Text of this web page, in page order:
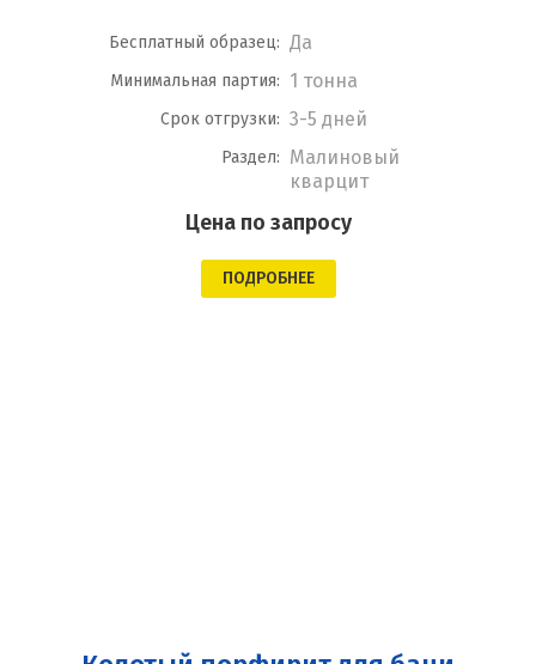
Бесплатный образец: Да
Минимальная партия: 1 тонна
Срок отгрузки: 3-5 дней
Раздел: Малиновый
кварцит
Цена по запросу
ПОДРОБНЕЕ